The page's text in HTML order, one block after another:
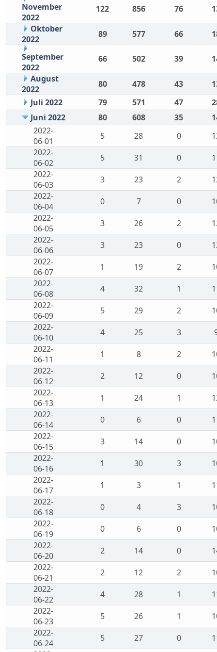
November
2022
122 856 76
Oktober
2022
89 577 66
September
2022
66 502 39
August
2022
80 478 43
Juli 2022
79 571 47
Juni 2022
80 608 35
2022-
06-01
5 28 0
2022-
06-02
5 31 0
2022-
06-03
3 23 2
2022-
06-04
0 7 0
2022-
06-05
3 26 2
2022-
06-06
3 23 0
2022-
06-07
1 19 2
2022-
06-08
4 32 1
2022-
06-09
5 29 2
2022-
06-10
4 25 3
2022-
06-11
1 8 2
2022-
06-12
2 12 0
2022-
06-13
1 24 1
2022-
06-14
0 6 0
2022-
06-15
3 14 0
2022-
06-16
1 30 3
2022-
06-17
1 3 1
2022-
06-18
0 4 3
2022-
06-19
0 6 0
2022-
06-20
2 14 0
2022-
06-21
2 12 2
2022-
06-22
4 28 1
2022-
06-23
5 26 1
2022-
06-24
5 27 0